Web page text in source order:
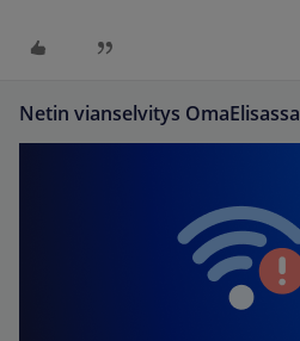
Netin vianselvitys OmaElisassa